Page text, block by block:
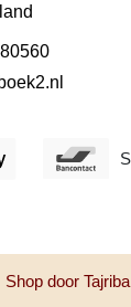
Shop door Tajriba